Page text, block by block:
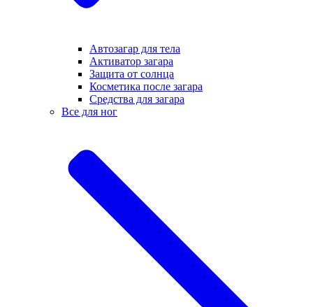
Автозагар для тела
Активатор загара
Защита от солнца
Косметика после загара
Средства для загара
Все для ног